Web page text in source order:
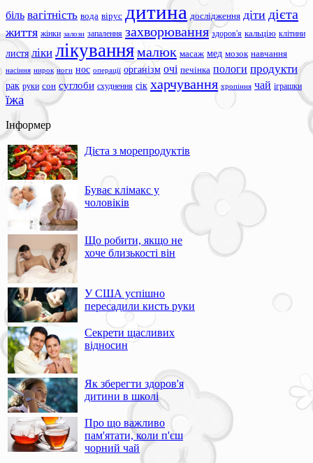
біль вагітність вода вірус дитина дослідження діти дієта
життя жінки залози запалення захворювання здоров'я кальцію клітини
листя ліки лікуваннямалюк масаж мед мозок навчання
насіння нирок ноги нос операції організм очі печінка пологи продукти
рак руки сон суглоби схуднення сік харчування хропіння чай іграшки
їжа
Інформер
Дієта з морепродуктів
Буває клімакс у
чоловіків
Що робити, якщо не
хоче близькості він
У США успішно
пересадили кисть руки
Секрети щасливих
відносин
Як зберегти здоров'я
дитини в школі
Про що важливо
пам'ятати, коли п'єш
чорний чай